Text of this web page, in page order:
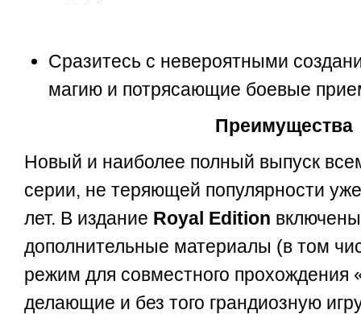
Сразитесь с невероятными
магию и потрясающие боевые
Преимущества
Новый и наиболее полный выпуск
серии, не теряющей популярности
лет. В издание Royal Edition
дополнительные материалы (в том
режим для совместного прохождения
делающие и без того грандиозную